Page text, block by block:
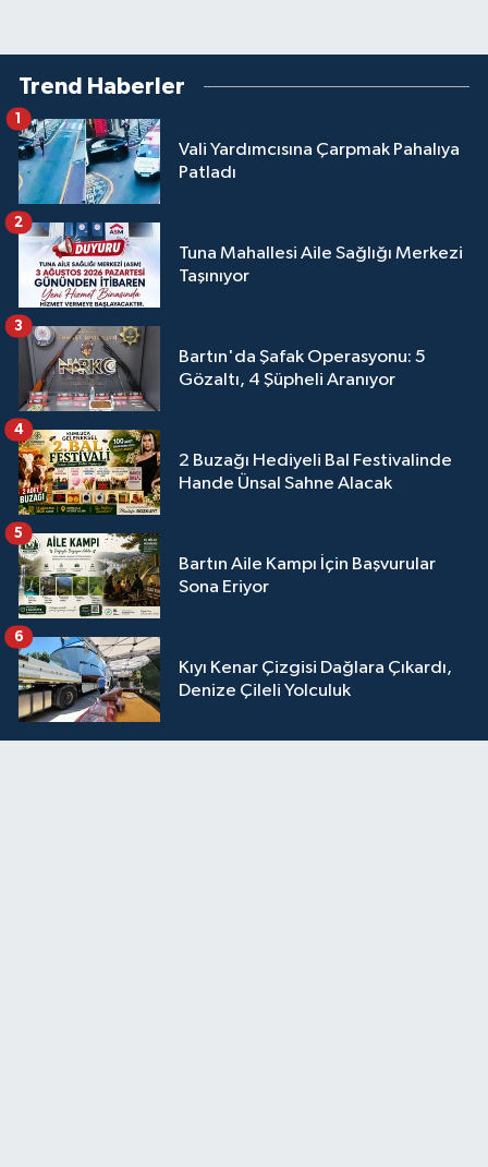
Trend Haberler
Vali Yardımcısına Çarpmak Pahalıya
Patladı
1
Tuna Mahallesi Aile Sağlığı Merkezi
Taşınıyor
2
Bartın'da Şafak Operasyonu: 5
Gözaltı, 4 Şüpheli Aranıyor
3
2 Buzağı Hediyeli Bal Festivalinde
Hande Ünsal Sahne Alacak
4
Bartın Aile Kampı İçin Başvurular
Sona Eriyor
5
Kıyı Kenar Çizgisi Dağlara Çıkardı,
Denize Çileli Yolculuk
6